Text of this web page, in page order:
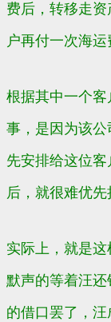
费后，转移走
户再付一次海运
根据其中一个
事，是因为该
先安排给这位
后，就很难优先
实际上，就是
默声的等着汪还
的借口罢了，